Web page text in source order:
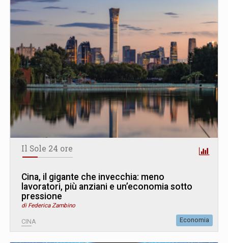
Il Sole 24 ore
Cina, il gigante che invecchia: meno
lavoratori, più anziani e un’economia sotto
pressione
di Federica Zambino
CINA Economia